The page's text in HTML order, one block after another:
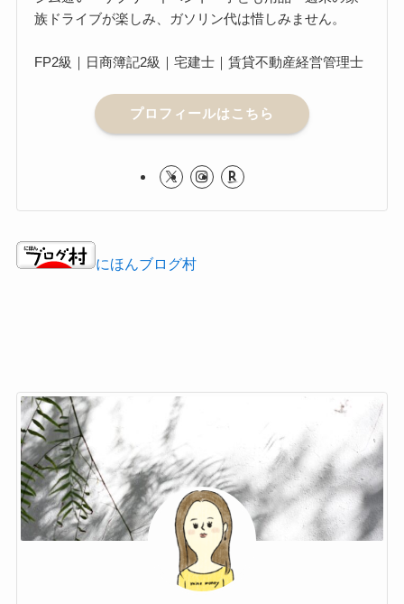
族ドライブが楽しみ、ガソリン代は惜しみません。
FP2級｜日商簿記2級｜宅建士｜賃貸不動産経営管理士
プロフィールはこちら
にほんブログ村